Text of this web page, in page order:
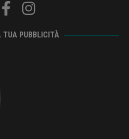
TUA PUBBLICITÀ